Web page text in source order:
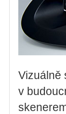
Vizuálně
v